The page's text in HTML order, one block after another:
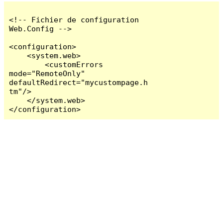
<!-- Fichier de configuration
Web.Config -->
<configuration>
    <system.web>
        <customErrors
mode="RemoteOnly"
defaultRedirect="mycustompage.h
tm"/>
    </system.web>
</configuration>